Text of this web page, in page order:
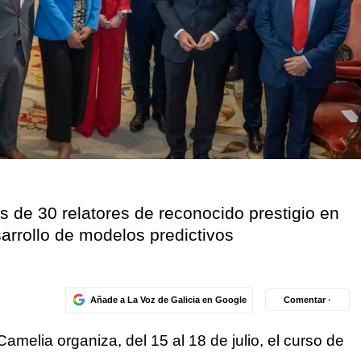
de 30 relatores de reconocido prestigio en
de modelos predictivos
Añade a La Voz de Galicia en Google Comentar ·
organiza, del 15 al 18 de julio, el curso de